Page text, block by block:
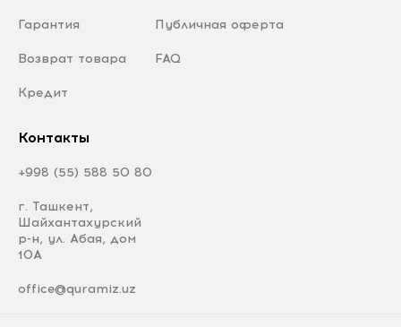
Гарантия
Возврат товара
Кредит
Публичная оферта
FAQ
Контакты
+998 (55) 588 50 80
г. Ташкент,
Шайхантахурский
р-н, ул. Абая, дом
10А
office@quramiz.uz